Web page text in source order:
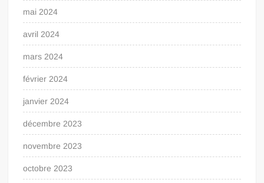
mai 2024
avril 2024
mars 2024
février 2024
janvier 2024
décembre 2023
novembre 2023
octobre 2023